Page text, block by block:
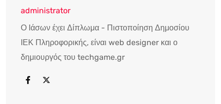
administrator
Ο Ιάσων έχει Δίπλωμα - Πιστοποίηση Δημοσίου
ΙΕΚ Πληροφορικής, είναι web designer και ο
δημιουργός του techgame.gr